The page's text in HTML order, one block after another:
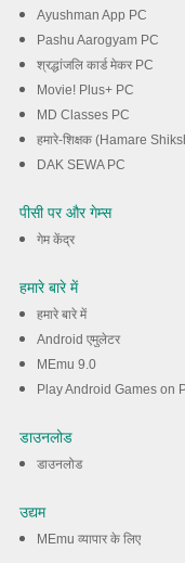
Ayushman App PC
Pashu Aarogyam PC
श्रद्धांजलि कार्ड मेकर PC
Movie! Plus+ PC
MD Classes PC
हमारे-शिक्षक (Hamare
DAK SEWA PC
पीसी पर और गेम्स
गेम केंद्र
हमारे बारे में
हमारे बारे में
Android एमुलेटर
MEmu 9.0
Play Android Games on
डाउनलोड
डाउनलोड
उद्यम
MEmu व्यापार के लिए